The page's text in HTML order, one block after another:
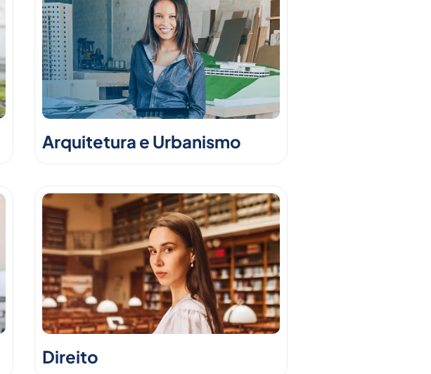
Arquitetura e Urbanismo
Direito